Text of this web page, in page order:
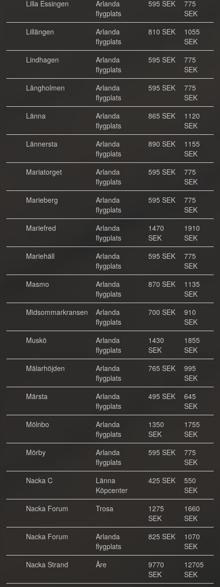
Lilla Essingen
Arlanda
flygplats
595 SEK
775
SEK
Lillängen
Arlanda
flygplats
810 SEK
1055
SEK
Lindhagen
Arlanda
flygplats
595 SEK
775
SEK
Långholmen
Arlanda
flygplats
595 SEK
775
SEK
Länna
Arlanda
flygplats
865 SEK
1120
SEK
Lännersta
Arlanda
flygplats
890 SEK
1155
SEK
Mariatorget
Arlanda
flygplats
595 SEK
775
SEK
Marieberg
Arlanda
flygplats
595 SEK
775
SEK
Mariefred
Arlanda
flygplats
1470
SEK
1910
SEK
Mariehäll
Arlanda
flygplats
595 SEK
775
SEK
Masmo
Arlanda
flygplats
870 SEK
1135
SEK
Midsommarkransen
Arlanda
flygplats
700 SEK
910
SEK
Muskö
Arlanda
flygplats
1430
SEK
1855
SEK
Mälarhöjden
Arlanda
flygplats
765 SEK
995
SEK
Märsta
Arlanda
flygplats
495 SEK
645
SEK
Mölnbo
Arlanda
flygplats
1350
SEK
1755
SEK
Mörby
Arlanda
flygplats
595 SEK
775
SEK
Nacka C
Länna
Köpcenter
425 SEK
550
SEK
Nacka Forum
Trosa
1275
SEK
1660
SEK
Nacka Forum
Arlanda
flygplats
825 SEK
1070
SEK
Nacka Strand
Åre
9770
SEK
12705
SEK